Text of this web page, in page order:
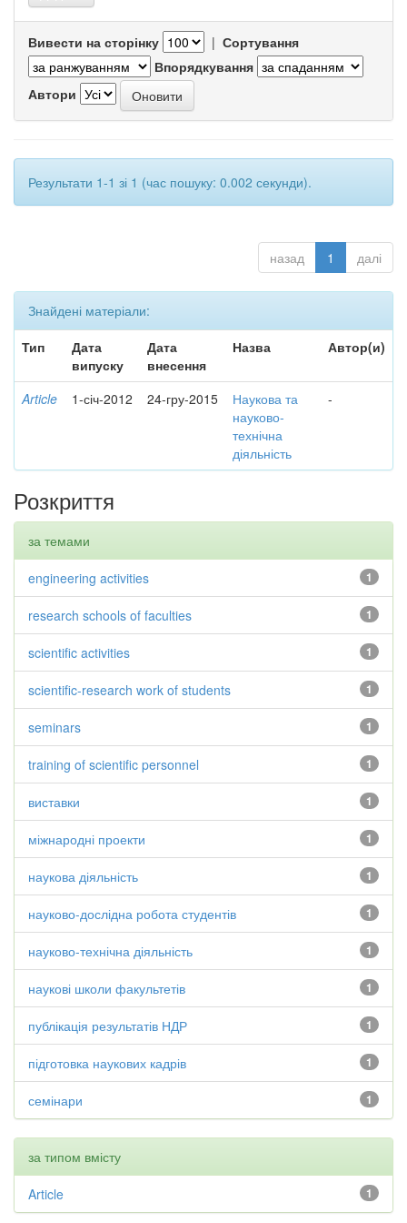
Вивести на сторінку | Сортування
Впорядкування
Автори
Результати 1-1 зі 1 (час пошуку: 0.002 секунди).
назад 1 далі
Знайдені матеріали:
Тип
Дата
випуску
Дата
внесення
Назва Автор(и)
Article 1-січ-2012 24-гру-2015
Наукова та
науково-
технічна
діяльність
-
Розкриття
за темами
1
engineering activities
1
research schools of faculties
1
scientific activities
1
scientific-research work of students
1
seminars
1
training of scientific personnel
1
виставки
1
міжнародні проекти
1
наукова діяльність
1
науково-дослідна робота студентів
1
науково-технічна діяльність
1
наукові школи факультетів
1
публікація результатів НДР
1
підготовка наукових кадрів
1
семінари
за типом вмісту
1
Article